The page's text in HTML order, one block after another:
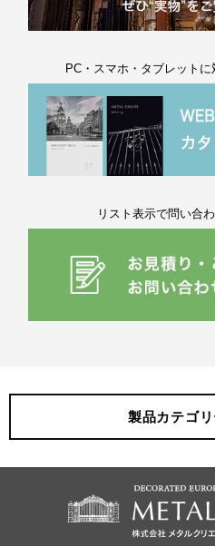
PC・スマホ・タブレットに
リスト表示で問い合
製品カテゴ